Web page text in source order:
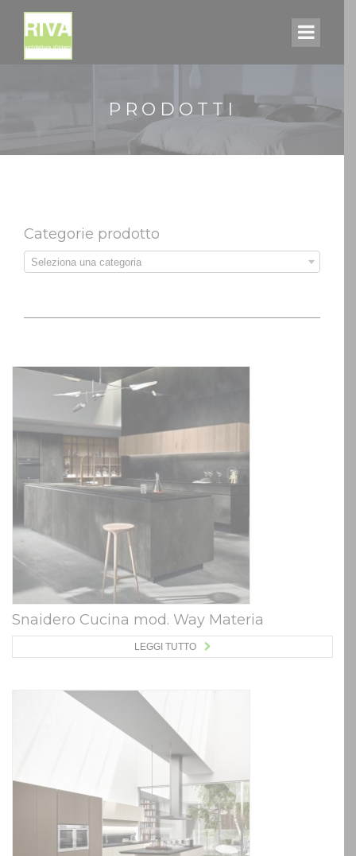
PRODOTTI
Categorie prodotto
Seleziona una categoria
Snaidero Cucina mod. Way Materia
LEGGI TUTTO